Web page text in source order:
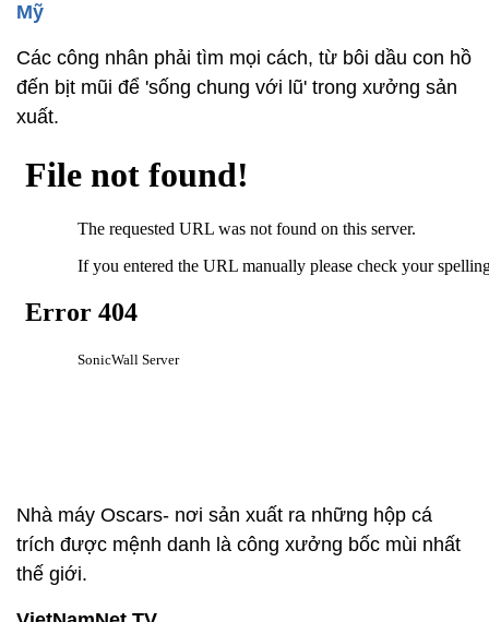
Mỹ
Các công nhân phải tìm mọi cách, từ bôi dầu con hồ
đến bịt mũi để 'sống chung với lũ' trong xưởng sản
xuất.
Nhà máy Oscars- nơi sản xuất ra những hộp cá
trích được mệnh danh là công xưởng bốc mùi nhất
thế giới.